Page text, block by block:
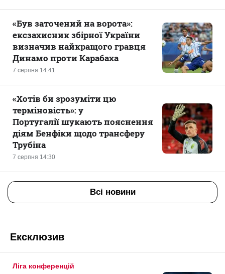
7 серпня 14:41
«Був заточений на ворота»:
ексзахисник збірної України
визначив найкращого гравця
Динамо проти Карабаха
7 серпня 14:30
«Хотів би зрозуміти цю
терміновість»: у
Португалії шукають пояснення
діям Бенфіки щодо трансферу
Трубіна
Всі новини
Ексклюзив
Ліга конференцій